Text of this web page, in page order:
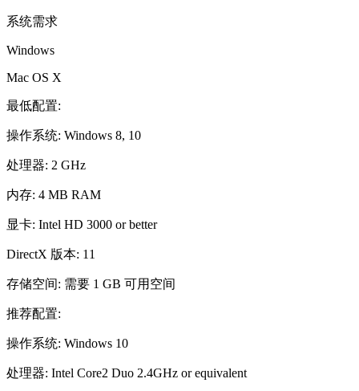
系统需求
Windows
Mac OS X
最低配置:
操作系统: Windows 8, 10
处理器: 2 GHz
内存: 4 MB RAM
显卡: Intel HD 3000 or better
DirectX 版本: 11
存储空间: 需要 1 GB 可用空间
推荐配置:
操作系统: Windows 10
处理器: Intel Core2 Duo 2.4GHz or equivalent